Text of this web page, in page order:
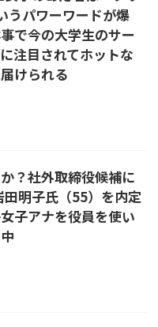
うパワーワードが爆
で今の大学生のサー
注目されてホットな
けられる
？社外取締役候補に
明子氏（55）を内定
子アナを役員を使い